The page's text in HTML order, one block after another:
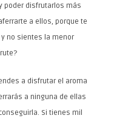
poder disfrutarlos más
a ellos, porque te
no sientes la menor
a disfrutar el aroma
a ninguna de ellas
Si tienes mil